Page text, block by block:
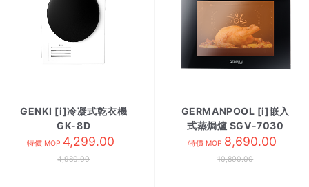
GENKI [i]冷凝式乾衣機
GK-8D
特價 MOP 4,299.00
4,980.00
GERMANPOOL [i]嵌入
式蒸焗爐 SGV-7030
特價 MOP 8,690.00
10,800.00